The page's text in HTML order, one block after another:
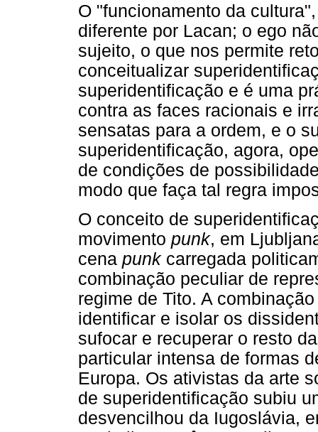
O "funcionamento da
diferente por Lacan; o ego
sujeito, o que nos permite
conceitualizar
superidentificação e é uma
contra as faces racionais e
sensatas para a ordem, e o
superidentificação, agora,
de condições de
modo que faça tal regra
O conceito de
movimento punk, em
cena punkcarregada
combinação peculiar de
regime de Tito. A
identificar e isolar os
sufocar e recuperar o resto
particular intensa de formas
Europa. Os ativistas da arte
de superidentificação subiu
desvencilhou da Iugoslávia,